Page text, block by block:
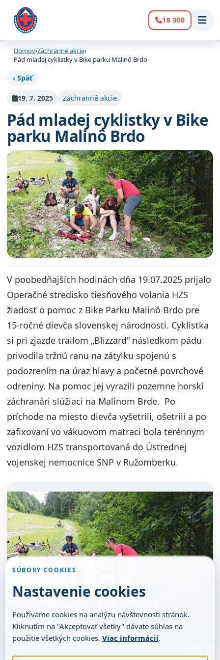
Volanie:
18 300
Domov›Záchranné akcie›
Pád mladej cyklistky v Bike parku Malinô Brdo
‹ Späť
19. 7. 2025 Záchranné akcie
Pád mladej cyklistky v Bike
parku Malinô Brdo
V poobedňajších hodinách dňa 19.07.2025 prijalo
Operačné stredisko tiesňového volania HZS
žiadosť o pomoc z Bike Parku Malinô Brdo pre
15-ročné dievča slovenskej národnosti. Cyklistka
si pri zjazde trailom „Blizzard“ následkom pádu
privodila tržnú ranu na zátylku spojenú s
podozrením na úraz hlavy a početné povrchové
odreniny. Na pomoc jej vyrazili pozemne horskí
záchranári slúžiaci na Malinom Brde. Po
príchode na miesto dievča vyšetrili, ošetrili a po
zafixovaní vo vákuovom matraci bola terénnym
vozidlom HZS transportovaná do Ústrednej
vojenskej nemocnice SNP v Ružomberku.
SÚBORY COOKIES
Nastavenie cookies
Používame cookies na analýzu návštevnosti stránok.
Kliknutím na "Akceptovať všetky" dávate súhlas na
použitie všetkých cookies. Viac informácií.